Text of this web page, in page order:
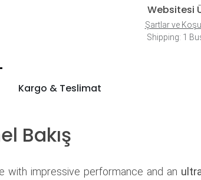
Websitesi
Şartlar ve
Shipping: 1
Kargo & Teslimat
Bakış
with impressive performance and an